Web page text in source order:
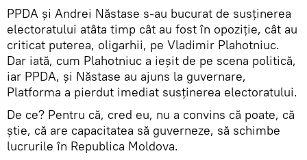
PPDA și Andrei Năstase s-au bucurat de susținerea
electoratului atâta timp cât au fost în opoziție, cât au
criticat puterea, oligarhii, pe Vladimir Plahotniuc.
Dar iată, cum Plahotniuc a ieșit de pe scena politică,
iar PPDA, și Năstase au ajuns la guvernare,
Platforma a pierdut imediat susținerea electoratului.
De ce? Pentru că, cred eu, nu a convins că poate, că
știe, că are capacitatea să guverneze, să schimbe
lucrurile în Republica Moldova.